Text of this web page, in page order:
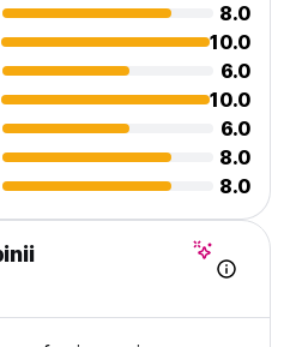
8.0
10.0
6.0
10.0
6.0
8.0
8.0